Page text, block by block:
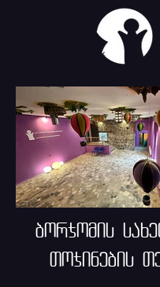
borjomis
Tojinebis